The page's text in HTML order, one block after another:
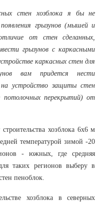
стен хозблока я бы не
грызунов (мышей и
от стен сделанных,
грызунов с каркасными
каркасных стен для
вам придется нести
устройство защиты стен
перекрытий) от
хозблока 6х6 м
температурой зимой -20
- южных, где средняя
таких регионов выберу в
пеноблок.
хозблока в северных